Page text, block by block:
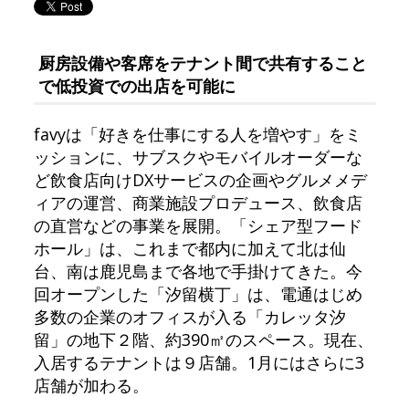
厨房設備や客席をテナント間で共有すること
で低投資での出店を可能に
favyは「好きを仕事にする人を増やす」をミ
ッションに、サブスクやモバイルオーダーな
ど飲食店向けDXサービスの企画やグルメメデ
ィアの運営、商業施設プロデュース、飲食店
の直営などの事業を展開。「シェア型フード
ホール」は、これまで都内に加えて北は仙
台、南は鹿児島まで各地で手掛けてきた。今
回オープンした「汐留横丁」は、電通はじめ
多数の企業のオフィスが入る「カレッタ汐
留」の地下２階、約390㎡のスペース。現在、
入居するテナントは９店舗。1月にはさらに3
店舗が加わる。